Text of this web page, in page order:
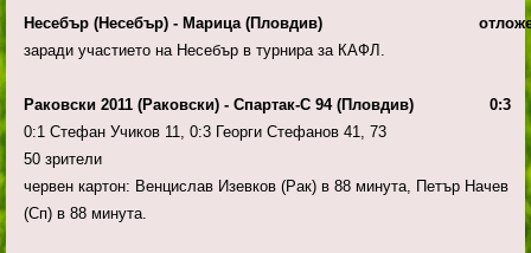
Несебър (Несебър) - Марица (Пловдив)
заради участието на Несебър в турнира за КАФЛ.
Раковски 2011 (Раковски) - Спартак-С 94 (Пловдив) 0:3
0:1 Стефан Учиков 11, 0:3 Георги Стефанов 41, 73
50 зрители
червен картон: Венцислав Изевков (Рак) в 88 минута, Петър Начев
(Сп) в 88 минута.